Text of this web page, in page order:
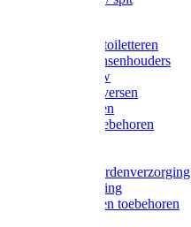
Poetsen & toiletteren
Zadel-/Trensenhouders
Halstertouw
Halsters diversen
Hoofdstellen
Zadel & toebehoren
Rapide paardenverzorging
Ruiter kleding
Hoofdstellen toebehoren